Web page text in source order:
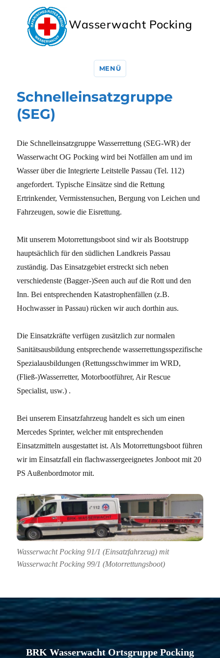
Wasserwacht Pocking
MENÜ
Schnelleinsatzgruppe
(SEG)
Die Schnelleinsatzgruppe Wasserrettung (SEG-WR) der
Wasserwacht OG Pocking wird bei Notfällen am und im
Wasser über die Integrierte Leitstelle Passau (Tel. 112)
angefordert. Typische Einsätze sind die Rettung
Ertrinkender, Vermisstensuchen, Bergung von Leichen und
Fahrzeugen, sowie die Eisrettung.
Mit unserem Motorrettungsboot sind wir als Bootstrupp
hauptsächlich für den südlichen Landkreis Passau
zuständig. Das Einsatzgebiet erstreckt sich neben
verschiedenste (Bagger-)Seen auch auf die Rott und den
Inn. Bei entsprechenden Katastrophenfällen (z.B.
Hochwasser in Passau) rücken wir auch dorthin aus.
Die Einsatzkräfte verfügen zusätzlich zur normalen
Sanitätsausbildung entsprechende wasserrettungsspezifische
Spezialausbildungen (Rettungsschwimmer im WRD,
(Fließ-)Wasserretter, Motorbootführer, Air Rescue
Specialist, usw.) .
Bei unserem Einsatzfahrzeug handelt es sich um einen
Mercedes Sprinter, welcher mit entsprechenden
Einsatzmitteln ausgestattet ist. Als Motorrettungsboot führen
wir im Einsatzfall ein flachwassergeeignetes Jonboot mit 20
PS Außenbordmotor mit.
Wasserwacht Pocking 91/1 (Einsatzfahrzeug) mit
Wasserwacht Pocking 99/1 (Motorrettungsboot)
BRK Wasserwacht Ortsgruppe Pocking